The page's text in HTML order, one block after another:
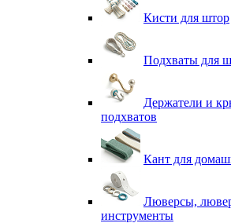
Кисти для штор
Подхваты для
Держатели и
подхватов
Кант для
Люверсы,
инструменты